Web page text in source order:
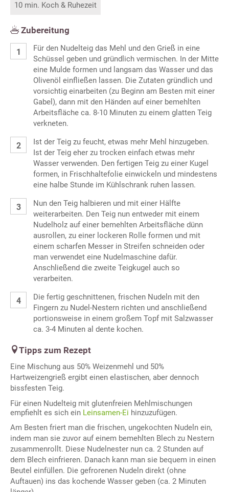
10 min. Koch & Ruhezeit
Zubereitung
Für den Nudelteig das Mehl und den Grieß in eine
Schüssel geben und gründlich vermischen. In der Mitte
eine Mulde formen und langsam das Wasser und das
Olivenöl einfließen lassen. Die Zutaten gründlich und
vorsichtig einarbeiten (zu Beginn am Besten mit einer
Gabel), dann mit den Händen auf einer bemehlten
Arbeitsfläche ca. 8-10 Minuten zu einem glatten Teig
verkneten.
Ist der Teig zu feucht, etwas mehr Mehl hinzugeben.
Ist der Teig eher zu trocken einfach etwas mehr
Wasser verwenden. Den fertigen Teig zu einer Kugel
formen, in Frischhaltefolie einwickeln und mindestens
eine halbe Stunde im Kühlschrank ruhen lassen.
Nun den Teig halbieren und mit einer Hälfte
weiterarbeiten. Den Teig nun entweder mit einem
Nudelholz auf einer bemehlten Arbeitsfläche dünn
ausrollen, zu einer lockeren Rolle formen und mit
einem scharfen Messer in Streifen schneiden oder
man verwendet eine Nudelmaschine dafür.
Anschließend die zweite Teigkugel auch so
verarbeiten.
Die fertig geschnittenen, frischen Nudeln mit den
Fingern zu Nudel-Nestern richten und anschließend
portionsweise in einem großem Topf mit Salzwasser
ca. 3-4 Minuten al dente kochen.
Tipps zum Rezept
Eine Mischung aus 50% Weizenmehl und 50%
Hartweizengrieß ergibt einen elastischen, aber dennoch
bissfesten Teig.
Für einen Nudelteig mit glutenfreien Mehlmischungen
empfiehlt es sich ein Leinsamen-Ei hinzuzufügen.
Am Besten friert man die frischen, ungekochten Nudeln ein,
indem man sie zuvor auf einem bemehlten Blech zu Nestern
zusammenrollt. Diese Nudelnester nun ca. 2 Stunden auf
dem Blech einfrieren. Danach kann man sie bequem in einen
Beutel einfüllen. Die gefrorenen Nudeln direkt (ohne
Auftauen) ins das kochende Wasser geben (ca. 2 Minuten